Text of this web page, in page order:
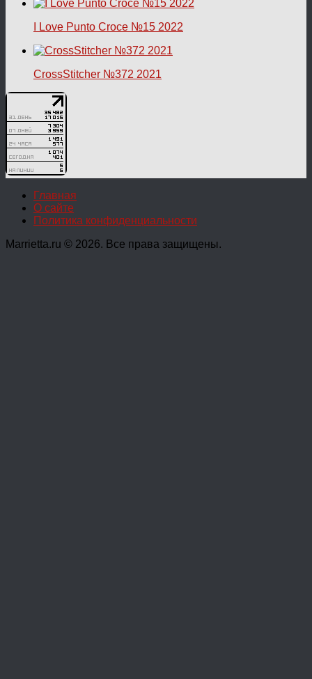
I Love Punto Croce №15 2022
CrossStitcher №372 2021
Главная
О сайте
Политика конфиденциальности
Marrietta.ru © 2026. Все права защищены.